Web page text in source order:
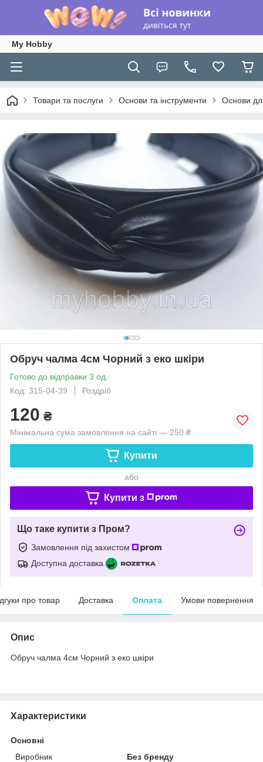
My Hobby
Товари та послуги Основи та інструменти Основи
Обруч чалма 4см Чорний з еко шкіри
Готово до відправки 3 од.
Код: 315-04-39
Роздріб
120 ₴
Мінімальна сума замовлення на сайті — 250 ₴
Купити
або
Купити з
Що таке купити з Пром?
Замовлення під захистом
Доступна доставка
про товар Доставка Оплата Умови повернення
Опис
Обруч чалма 4см Чорний з еко шкіри
Характеристики
Основні
Виробник
Без бренду